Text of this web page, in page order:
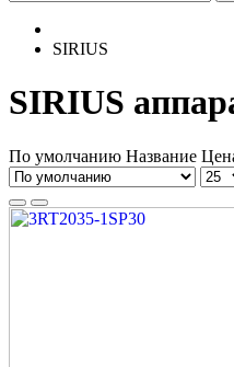
SIRIUS
SIRIUS
По умолчанию Название